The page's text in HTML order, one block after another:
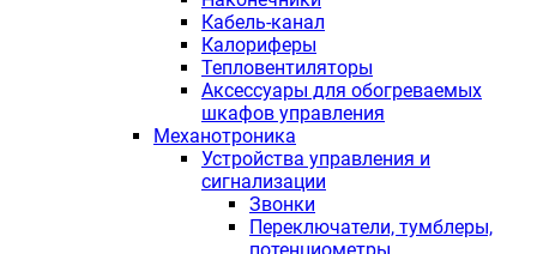
Кабель-канал
Калориферы
Тепловентиляторы
Аксессуары для обогреваемых
шкафов управления
Механотроника
Устройства управления и
сигнализации
Звонки
Переключатели, тумблеры,